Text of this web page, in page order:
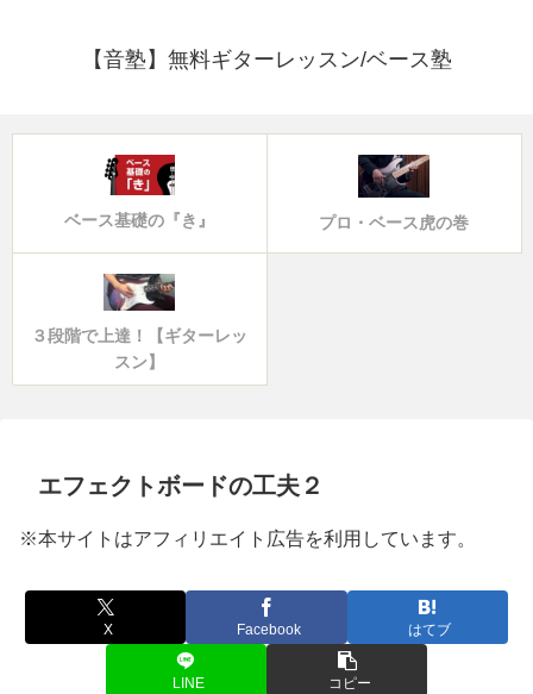
【音塾】無料ギターレッスン/ベース塾
ベース基礎の『き』 プロ・ベース虎の巻
３段階で上達！【ギターレッ
スン】
エフェクトボードの工夫２
※本サイトはアフィリエイト広告を利用しています。
X Facebook はてブ
LINE コピー